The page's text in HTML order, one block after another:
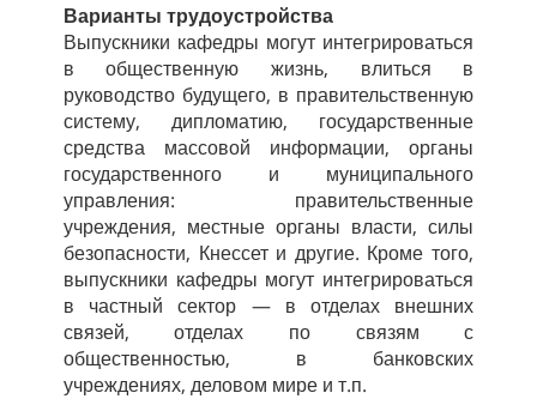
Варианты трудоустройства
Выпускники кафедры могут интегрироваться
в общественную жизнь, влиться в
руководство будущего, в правительственную
систему, дипломатию, государственные
средства массовой информации, органы
государственного и муниципального
управления: правительственные
учреждения, местные органы власти, силы
безопасности, Кнессет и другие. Кроме того,
выпускники кафедры могут интегрироваться
в частный сектор — в отделах внешних
связей, отделах по связям с
общественностью, в банковских
учреждениях, деловом мире и т.п.